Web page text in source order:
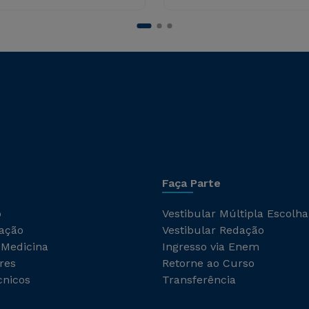
Faça Parte
Vestibular Múltipla Escolha
Vestibular Redação
Ingresso via Enem
Retorne ao Curso
Transferência